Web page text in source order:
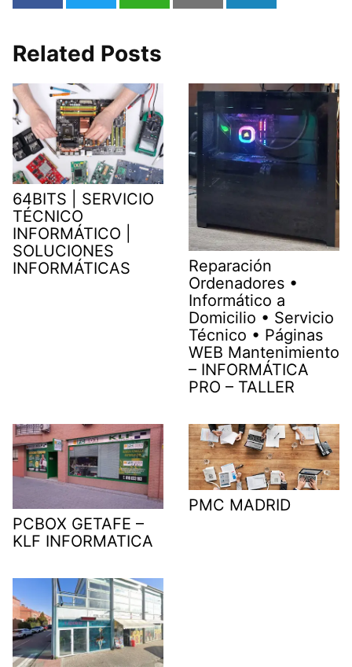
Related Posts
64BITS | SERVICIO
TÉCNICO
INFORMÁTICO |
SOLUCIONES
INFORMÁTICAS
Reparación
Ordenadores •
Informático a
Domicilio • Servicio
Técnico • Páginas
WEB Mantenimiento
– INFORMÁTICA
PRO – TALLER
PCBOX GETAFE –
KLF INFORMATICA
PMC MADRID